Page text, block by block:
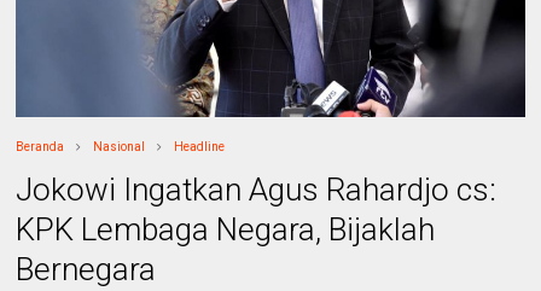
Beranda Nasional Headline
Jokowi Ingatkan Agus Rahardjo cs:
KPK Lembaga Negara, Bijaklah
Bernegara